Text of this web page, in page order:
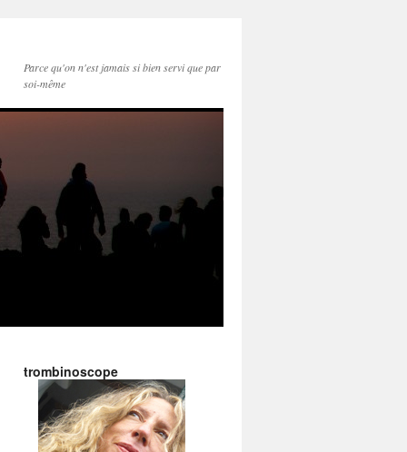
Parce qu'on n'est jamais si bien servi que par
soi-même
trombinoscope